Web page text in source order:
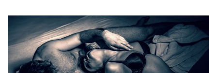
umirjenega, kmalu rutinskega in zdaj le še
dolgočasnega spolnega življenja - sem sama s tako
ureditvijo popolnoma zadovoljna. Partner pa ni.
Priznam, da se ne trudim dosti, vendar nimam
motivacije in želje, da bi na tem področju (še) kaj
dosti naredila. Vse ostalo med nama 'štima' - sva